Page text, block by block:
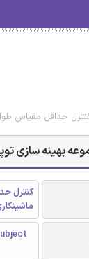
کنترل حداقل مقیاس
بهینه سازی
کنترل